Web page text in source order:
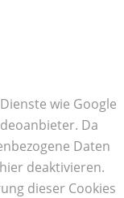
wie Google
Da
Daten
deaktivieren.
dieser Cookies